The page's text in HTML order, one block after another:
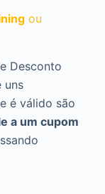
ou
Desconto
uns
é válido são
a um cupom